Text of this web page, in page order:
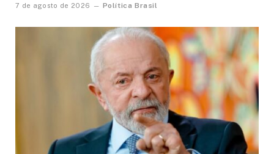
7 de agosto de 2026 Política Brasil